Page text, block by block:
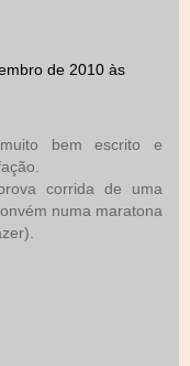
de 2010 às
bem escrito e
corrida de uma
numa maratona